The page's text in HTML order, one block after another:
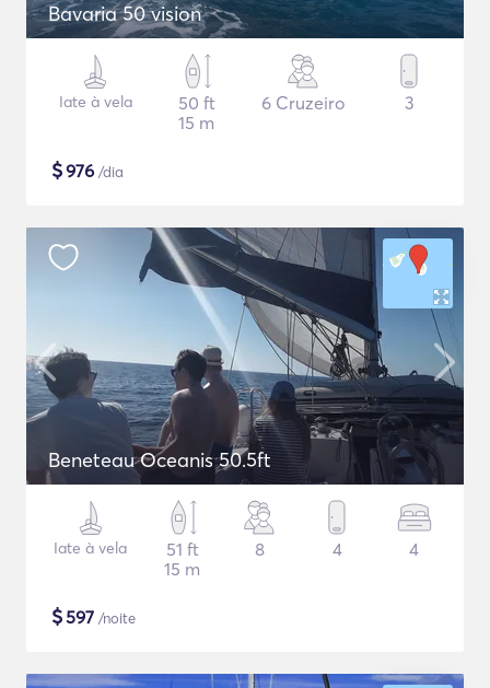
Bavaria 50 vision
Iate à vela
50 ft
15 m
6 Cruzeiro 3
$976 /dia
Beneteau Oceanis 50.5ft
Iate à vela
51 ft
15 m
8 4 4
$597 /noite